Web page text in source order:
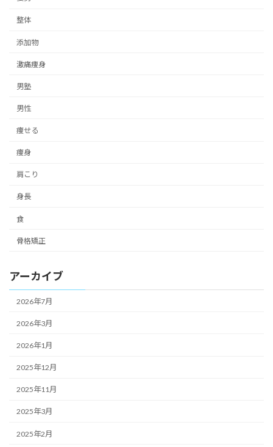
整体
添加物
激痛痩身
男塾
男性
痩せる
痩身
肩こり
身長
食
骨格矯正
アーカイブ
2026年7月
2026年3月
2026年1月
2025年12月
2025年11月
2025年3月
2025年2月